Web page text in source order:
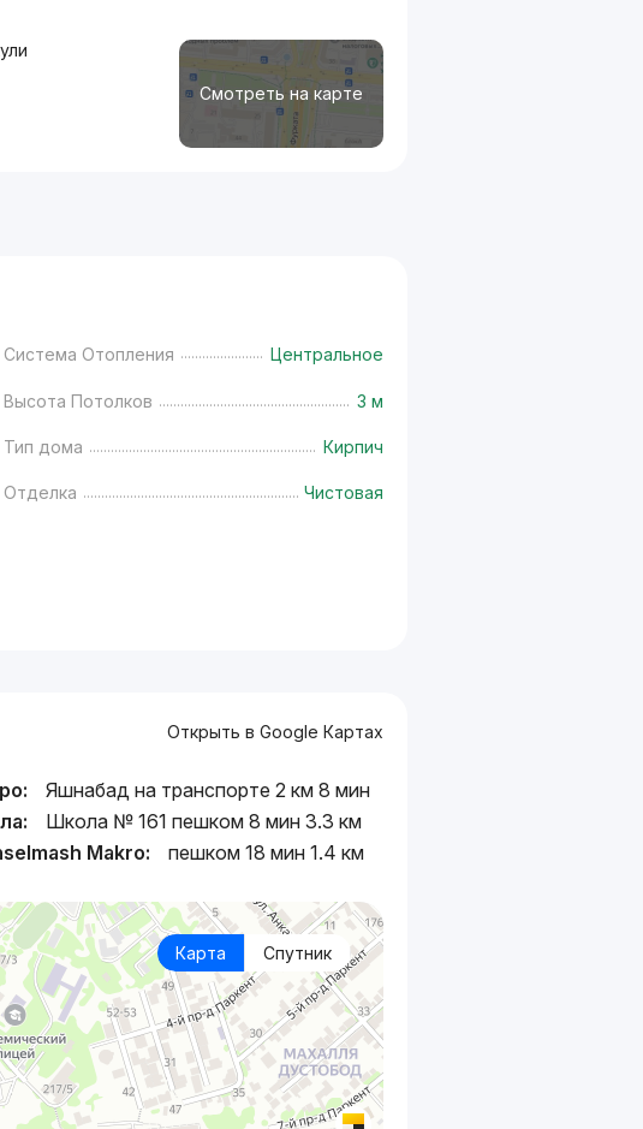
Смотреть на карте
Система Отопления Центральное
Высота Потолков 3 м
Тип дома Кирпич
Отделка Чистовая
Открыть в Google Картах
Яшнабад на транспорте 2 км 8 мин
Школа № 161 пешком 8 мин 3.3 км
Makro:
пешком 18 мин 1.4 км
Карта Спутник